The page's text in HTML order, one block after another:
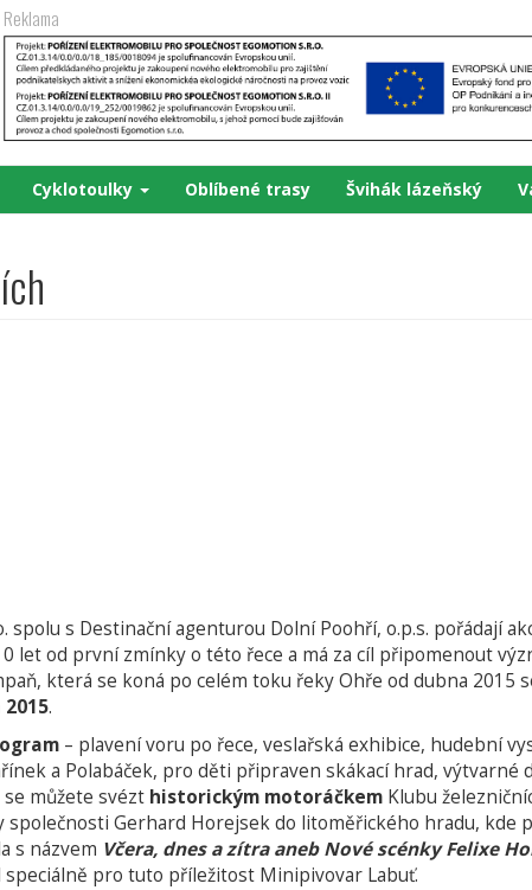
Reklama
Cyklotoulky Oblíbené trasy Švihák lázeňský
s Destinační agenturou Dolní Poohří, o.p.s. pořádají
let od první zmínky o této řece a má za cíl připomenout
která se koná po celém toku řeky Ohře od dubna
.
– plavení voru po řece, veslařská exhibice, hudební
a Polabáček, pro děti připraven skákací hrad, výtvarné
se můžete svézt historickým motoráčkem Klubu
Gerhard Horejsek do litoměřického hradu, kde
s názvem Včera, dnes a zítra aneb Nové scénky Felixe
pro tuto příležitost Minipivovar Labuť.